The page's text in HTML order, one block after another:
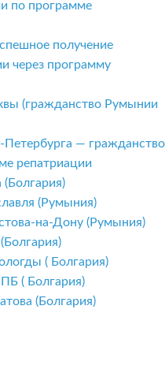
по программе
получение
через программу
(гражданство Румынии
— гражданство
репатриации
(Болгария)
(Румыния)
на-Дону (Румыния)
( Болгария)
( Болгария)
(Болгария)